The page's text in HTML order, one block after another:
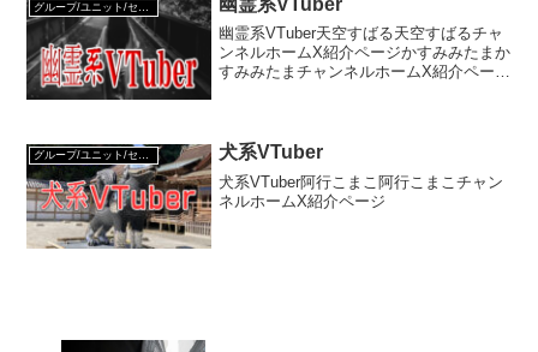
幽霊系VTuber天空すばる天空すばるチャ
ンネルホームX紹介ページかすみみたまか
すみみたまチャンネルホームX紹介ページ
レイ紹介ペ...
グループ/ユニット/セレクション 犬系VTuber
犬系VTuber阿行こまこ阿行こまこチャン
ネルホームX紹介ページ